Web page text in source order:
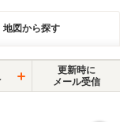
地図から探す
更新時に
メール受信